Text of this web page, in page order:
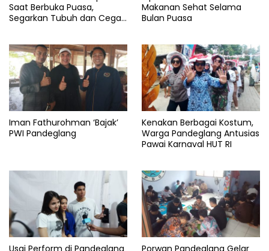
Saat Berbuka Puasa,
Segarkan Tubuh dan Cegah
Makanan Sehat Selama
Bulan Puasa
Iman Fathurohman ‘Bajak’
PWI Pandeglang
Kenakan Berbagai Kostum,
Warga Pandeglang Antusias
Pawai Karnaval HUT RI
Usai Perform di Pandeglang Porwan Pandeglang Gelar